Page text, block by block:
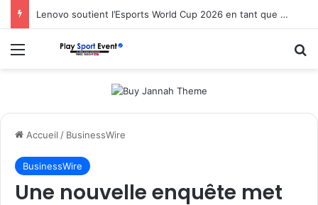
Lenovo soutient l’Esports World Cup 2026 en tant que partenaire fondateur
Menu
Accueil / BusinessWire
BusinessWire
Une nouvelle enquête met